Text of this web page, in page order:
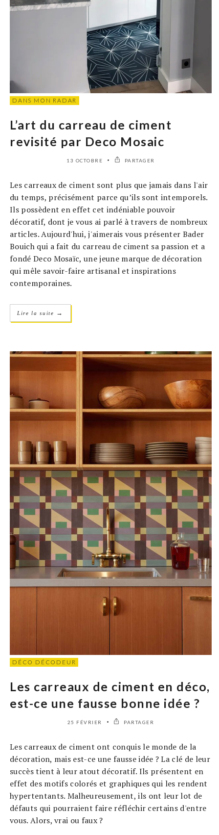
DANS MON RADAR
L’art du carreau de ciment
revisité par Deco Mosaic
13 OCTOBRE PARTAGER
Les carreaux de ciment sont plus que jamais dans l'air
du temps, précisément parce qu’ils sont intemporels.
Ils possèdent en effet cet indéniable pouvoir
décoratif, dont je vous ai parlé à travers de nombreux
articles. Aujourd'hui, j'aimerais vous présenter Bader
Bouich qui a fait du carreau de ciment sa passion et a
fondé Deco Mosaïc, une jeune marque de décoration
qui mêle savoir-faire artisanal et inspirations
contemporaines.
Lire la suite →
DÉCO DÉCODEUR
Les carreaux de ciment en déco,
est-ce une fausse bonne idée ?
25 FÉVRIER PARTAGER
Les carreaux de ciment ont conquis le monde de la
décoration, mais est-ce une fausse idée ? La clé de leur
succès tient à leur atout décoratif. Ils présentent en
effet des motifs colorés et graphiques qui les rendent
hypertentants. Malheureusement, ils ont leur lot de
défauts qui pourraient faire réfléchir certains d'entre
vous. Alors, vrai ou faux ?